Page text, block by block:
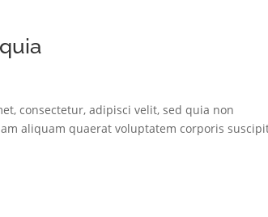
consectetur, adipisci velit, sed quia non
aliquam quaerat voluptatem corporis